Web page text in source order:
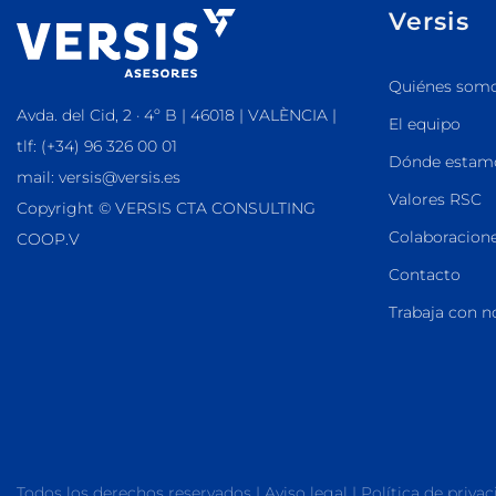
Avda. del Cid, 2 · 4º B | 46018 | VALÈNCIA |
tlf: (+34) 96 326 00 01
mail: versis@versis.es
Copyright © VERSIS CTA CONSULTING
COOP.V
Versis
Quiénes
El equipo
Dónde
Valores RSC
Contacto
Trabaja con